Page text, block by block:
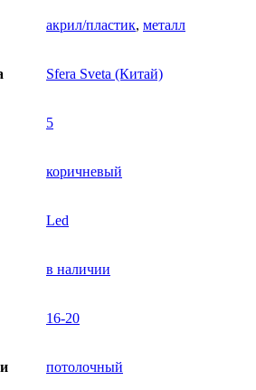
акрил/пластик, металл
Sfera Sveta (Китай)
5
коричневый
Led
в наличии
16-20
потолочный